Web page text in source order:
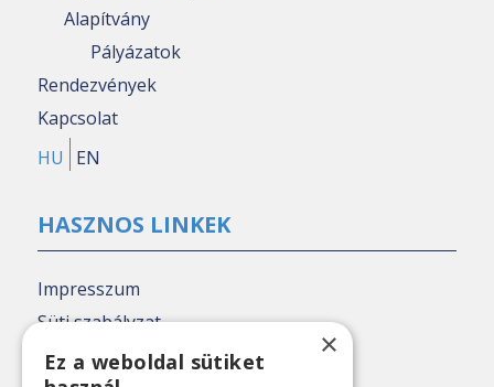
Alapítvány
Pályázatok
Rendezvények
Kapcsolat
HU
EN
HASZNOS LINKEK
Impresszum
Süti szabályzat
Adatkezelési tájékoztató
×
Ez a weboldal sütiket